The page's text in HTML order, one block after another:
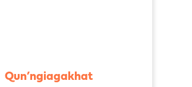
Qun’ngiagakhat